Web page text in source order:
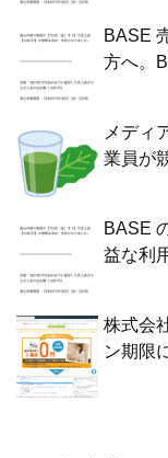
BASE
方へ。
メディ
業員が
BASE
益な利
株式会
ン期限